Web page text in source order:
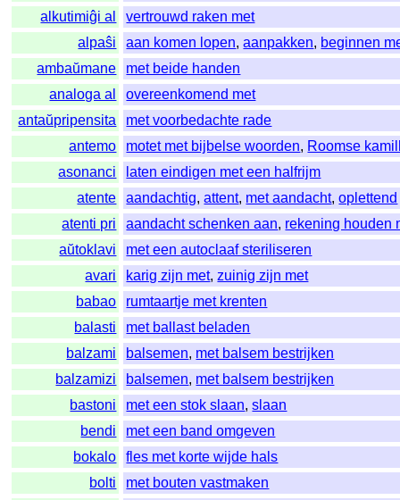
alkutimiĝi al
vertrouwd raken met
alpaŝi
aan komen lopen,aanpakken, beginnen
ambaŭmane
met beide handen
analoga al
overeenkomend met
antaŭpripensita
met voorbedachte rade
antemo
motet met bijbelse woorden, Roomse
asonanci
laten eindigen met een halfrijm
atente
aandachtig,attent, met aandacht,oplettend
atenti pri
aandacht schenken aan, rekening houden
aŭtoklavi
met een autoclaaf steriliseren
avari
karig zijn met,zuinig zijn met
babao
rumtaartje met krenten
balasti
met ballast beladen
balzami
balsemen, met balsem bestrijken
balzamizi
balsemen, met balsem bestrijken
bastoni
met een stok slaan,slaan
bendi
met een band omgeven
bokalo
fles met korte wijde hals
bolti
met bouten vastmaken